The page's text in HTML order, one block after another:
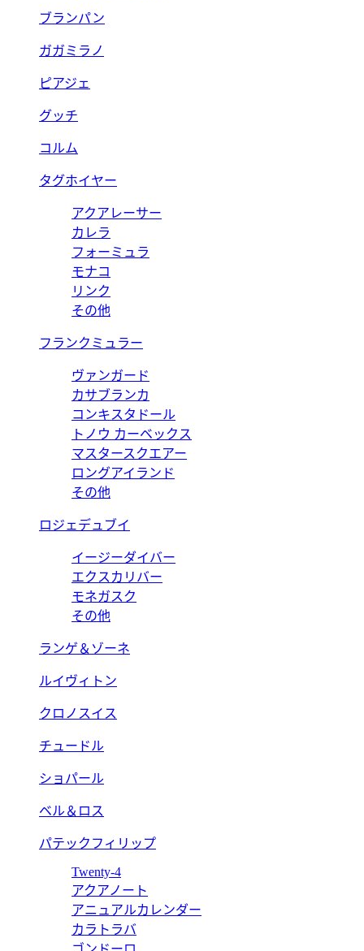
ブランパン
ガガミラノ
ピアジェ
グッチ
コルム
タグホイヤー
アクアレーサー
カレラ
フォーミュラ
モナコ
リンク
その他
フランクミュラー
ヴァンガード
カサブランカ
コンキスタドール
トノウ カーベックス
マスタースクエアー
ロングアイランド
その他
ロジェデュブイ
イージーダイバー
エクスカリバー
モネガスク
その他
ランゲ＆ゾーネ
ルイヴィトン
クロノスイス
チュードル
ショパール
ベル＆ロス
パテックフィリップ
Twenty-4
アクアノート
アニュアルカレンダー
カラトラバ